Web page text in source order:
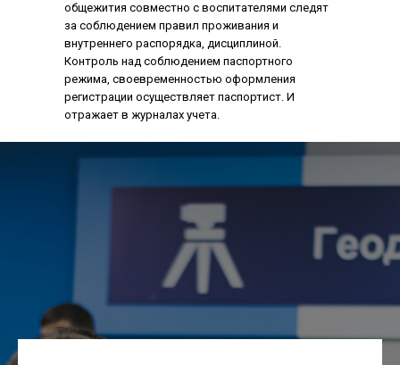
общежития совместно с воспитателями следят
за соблюдением правил проживания и
внутреннего распорядка, дисциплиной.
Контроль над соблюдением паспортного
режима, своевременностью оформления
регистрации осуществляет паспортист. И
отражает в журналах учета.